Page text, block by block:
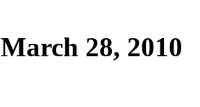
March 28, 2010